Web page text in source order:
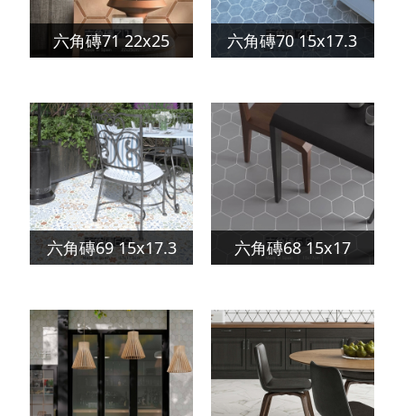
六角磚71 22x25 六角磚70 15x17.3
六角磚69 15x17.3 六角磚68 15x17